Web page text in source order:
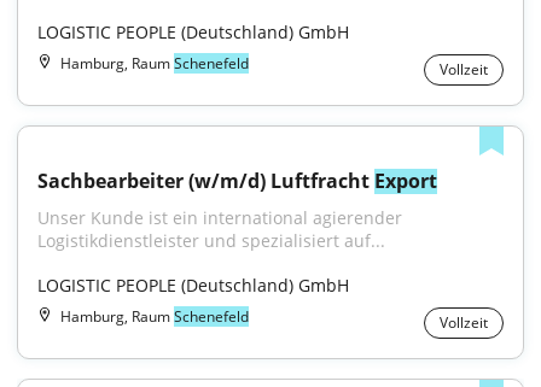
LOGISTIC PEOPLE (Deutschland) GmbH
Hamburg, RaumSchenefeld Vollzeit
Sachbearbeiter (w/m/d) Luftfracht Export
Unser Kunde ist ein international agierender
Logistikdienstleister und spezialisiert auf...
LOGISTIC PEOPLE (Deutschland) GmbH
Hamburg, RaumSchenefeld Vollzeit